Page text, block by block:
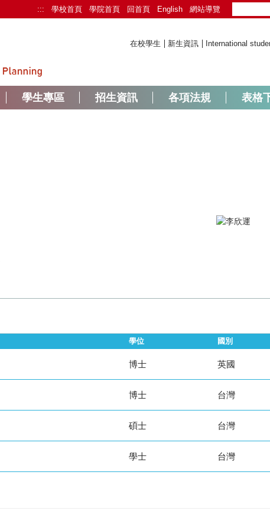
::: 學校首頁 學院首頁 回首頁 English 網站導覽
在校學生 新生資訊 International
學生專區 招生資訊 各項法規 表格
學位 國別
博士 英國
博士 台灣
碩士 台灣
學士 台灣